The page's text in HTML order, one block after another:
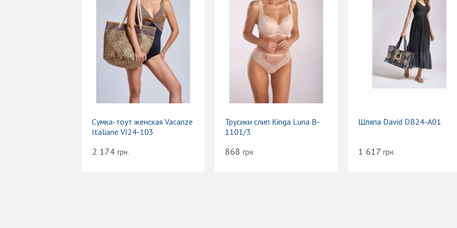
Сумка-тоут женская Vacanze
Italiane VI24-103
2 174 грн.
Трусики слип Kinga Luna B-
1101/3
868 грн.
Шляпа David DB24-A01
1 617 грн.